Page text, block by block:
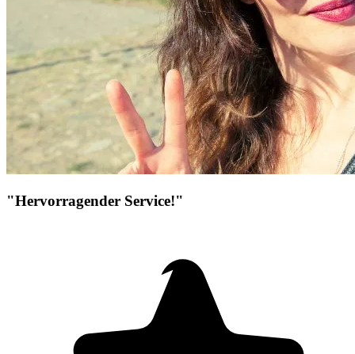
"Hervorragender Service!"